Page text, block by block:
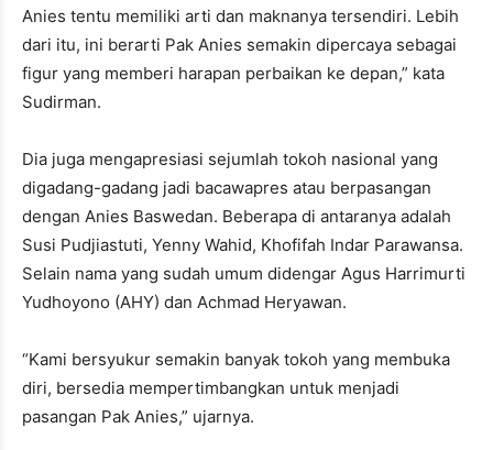
Anies tentu memiliki arti dan maknanya tersendiri. Lebih
dari itu, ini berarti Pak Anies semakin dipercaya sebagai
figur yang memberi harapan perbaikan ke depan,” kata
Sudirman.
Dia juga mengapresiasi sejumlah tokoh nasional yang
digadang-gadang jadi bacawapres atau berpasangan
dengan Anies Baswedan. Beberapa di antaranya adalah
Susi Pudjiastuti, Yenny Wahid, Khofifah Indar Parawansa.
Selain nama yang sudah umum didengar Agus Harrimurti
Yudhoyono (AHY) dan Achmad Heryawan.
“Kami bersyukur semakin banyak tokoh yang membuka
diri, bersedia mempertimbangkan untuk menjadi
pasangan Pak Anies,” ujarnya.